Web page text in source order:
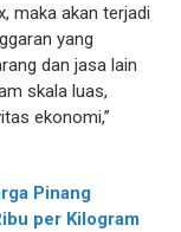
maka akan terjadi
yang
dan jasa lain
skala luas,
ekonomi,”
Pinang
per Kilogram